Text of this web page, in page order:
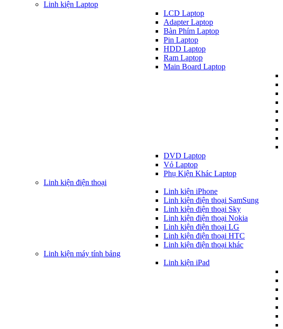
Linh kiện Laptop
LCD Laptop
Adapter Laptop
Bàn Phím Laptop
Pin Laptop
HDD Laptop
Ram Laptop
Main Board Laptop
DVD Laptop
Vỏ Laptop
Phụ Kiện Khác Laptop
Linh kiện điện thoại
Linh kiện iPhone
Linh kiện điện thoại SamSung
Linh kiện điện thoại Sky
Linh kiện điện thoại Nokia
Linh kiện điện thoại LG
Linh kiện điện thoại HTC
Linh kiện điện thoại khác
Linh kiện máy tính bảng
Linh kiện iPad